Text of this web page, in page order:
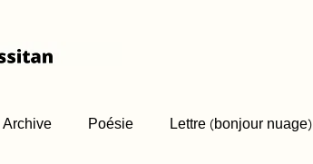
Archive Poésie Lettre (bonjour nuage)